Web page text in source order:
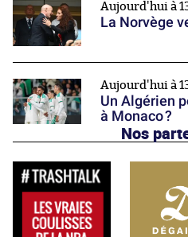
Aujourd'hui à
La Norvège
Aujourd'hui à
Un Algérien
à Monaco ?
Nos